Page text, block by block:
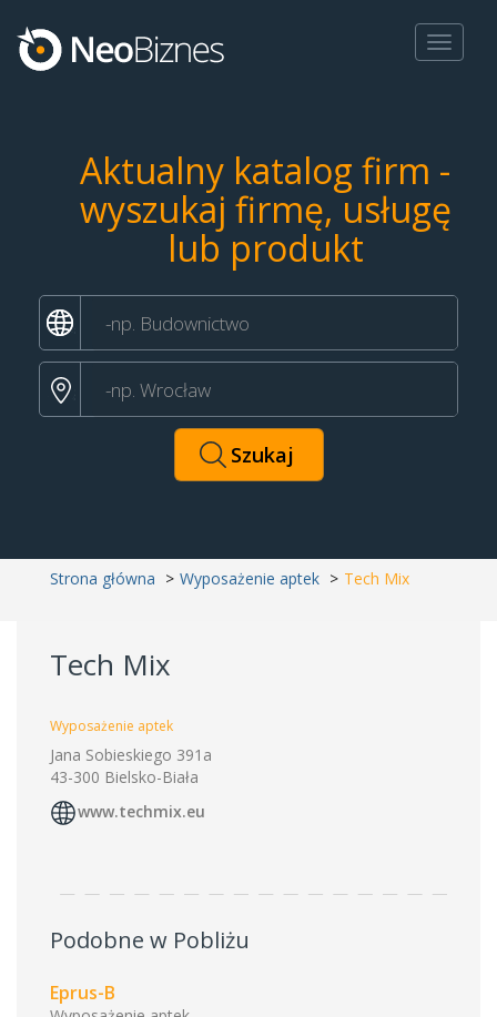
Toggle
Aktualny katalog firm -
wyszukaj firmę, usługę
lub produkt
Strona główna Wyposażenie aptek Tech Mix
Tech Mix
Wyposażenie aptek
Jana Sobieskiego 391a
43-300 Bielsko-Biała
www.techmix.eu
Podobne w Pobliżu
Eprus-B